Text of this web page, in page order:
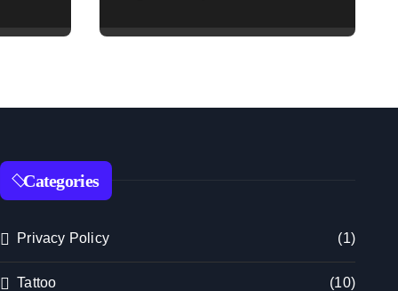
Designer Net Saree
Categories
Privacy Policy (1)
Tattoo (10)